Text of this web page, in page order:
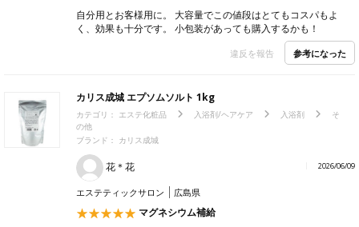
自分用とお客様用に。 大容量でこの値段はとてもコスパもよ
く、効果も十分です。 小包装があっても購入するかも！
違反を報告 参考になった
カリス成城 エプソムソルト 1kg
カテゴリ： エステ化粧品 入浴剤/ヘアケア 入浴剤
そ
の他
ブランド： カリス成城
花＊花 2026/06/09
エステティックサロン 広島県
マグネシウム補給